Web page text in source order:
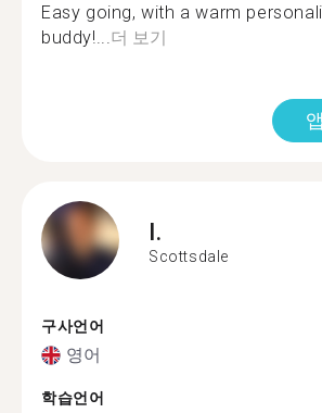
Easy going, with a warm
buddy!... 더 보기
I.
Scottsdale
구사언어
영어
학습언어